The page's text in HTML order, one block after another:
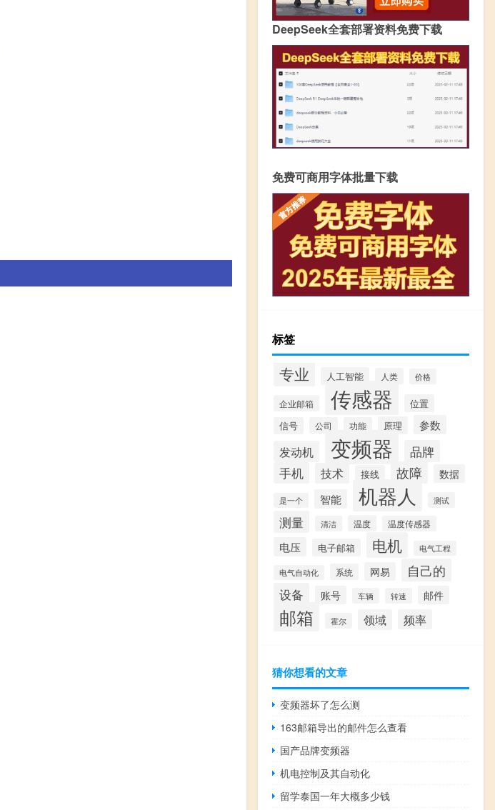
DeepSeek全套部署资料免费下载
免费可商用字体批量下载
标签
专业 人工智能 人类 价格
企业邮箱 传感器 位置
信号 公司 功能 原理 参数
发动机 变频器 品牌
手机 技术 接线 故障 数据
是一个 智能 机器人 测试
测量 清洁 温度 温度传感器
电压 电子邮箱 电机 电气工程
电气自动化 系统 网易 自己的
设备 账号 车辆 转速 邮件
邮箱 霍尔 领域 频率
猜你想看的文章
变频器坏了怎么测
163邮箱导出的邮件怎么查看
国产品牌变频器
机电控制及其自动化
留学泰国一年大概多少钱